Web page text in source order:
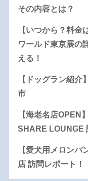
その内容とは？
【いつから？料金
ワールド東京展の
える！
【ドッグラン紹介
市
【海老名店OPEN
SHARE LOUNGE
【愛犬用メロンパ
店 訪問レポート！